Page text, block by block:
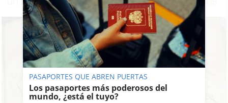
PASAPORTES QUE ABREN PUERTAS
Los pasaportes más poderosos del
mundo, ¿está el tuyo?